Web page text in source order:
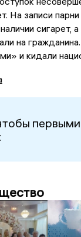
На записи
сигарет,
на
и кидали
первыми